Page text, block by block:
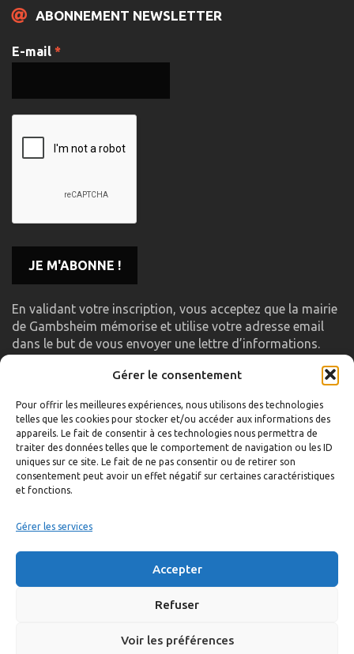
Gérer le consentement
Pour offrir les meilleures expériences, nous utilisons des technologies
telles que les cookies pour stocker et/ou accéder aux informations des
appareils. Le fait de consentir à ces technologies nous permettra de
traiter des données telles que le comportement de navigation ou les ID
uniques sur ce site. Le fait de ne pas consentir ou de retirer son
consentement peut avoir un effet négatif sur certaines caractéristiques
et fonctions.
Gérer les services
Accepter
Refuser
Voir les préférences
ABONNEMENT NEWSLETTER
E-mail *
En validant votre inscription, vous acceptez que la mairie
de Gambsheim mémorise et utilise votre adresse email
dans le but de vous envoyer une lettre d’informations.
LIENS UTILES
Accueil
Formulaire de contact
Gambs TV
Mentions légales
Politique de confidentialité